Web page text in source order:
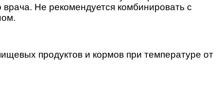
Не рекомендуется комбинировать с
продуктов и кормов при температуре от